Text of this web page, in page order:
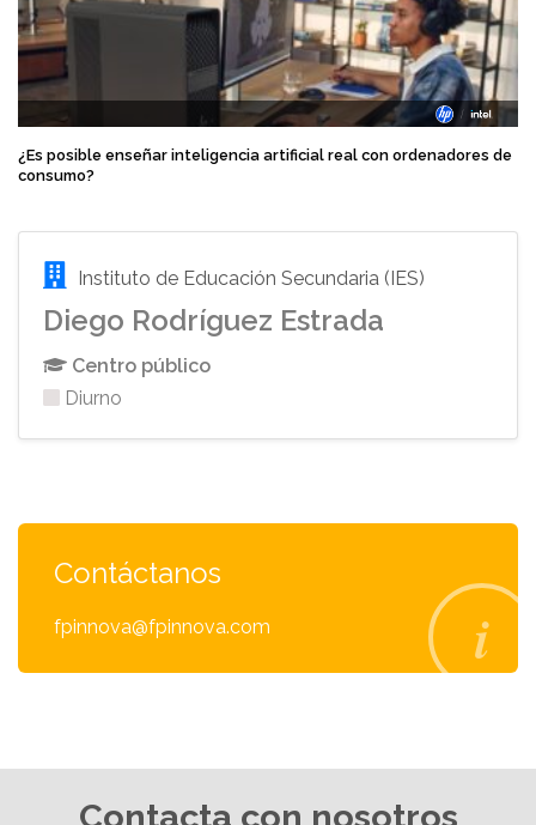
¿Es posible enseñar inteligencia artificial real con ordenadores de
consumo?
Instituto de Educación Secundaria (IES)
Diego Rodríguez Estrada
Centro público
Diurno
Contáctanos
fpinnova@fpinnova.com
Contacta con nosotros